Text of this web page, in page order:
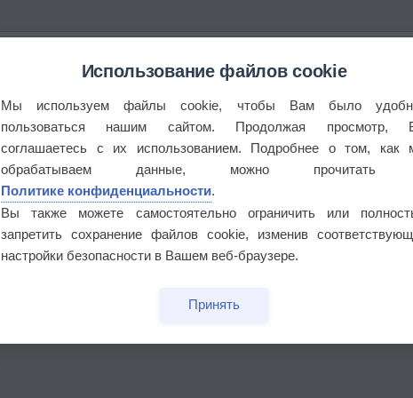
Использование файлов cookie
Мы используем файлы cookie, чтобы Вам было
пользоваться нашим сайтом. Продолжая просмотр,
соглашаетесь с их использованием. Подробнее о том, как
обрабатываем данные, можно прочитать
Политике конфиденциальности.
Вы также можете самостоятельно ограничить или
запретить сохранение файлов cookie, изменив
настройки безопасности в Вашем веб-браузере.
Принять